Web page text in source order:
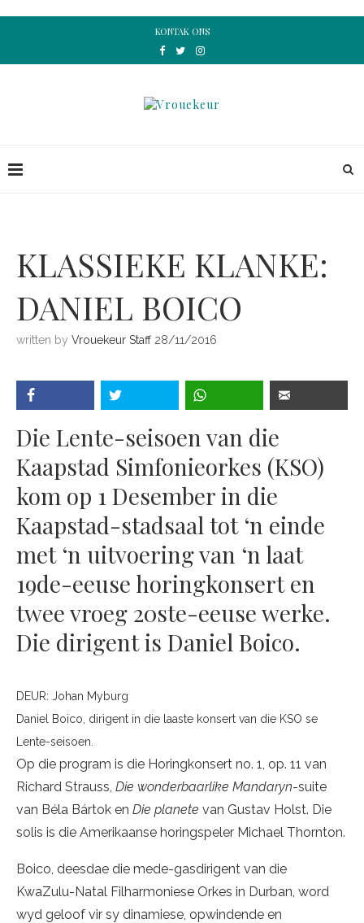
KONTAK ONS
KLASSIEKE KLANKE:
DANIEL BOICO
written by Vrouekeur Staff 28/11/2016
Die Lente-seisoen van die
Kaapstad Simfonieorkes (KSO)
kom op 1 Desember in die
Kaapstad-stadsaal tot ‘n einde
met ‘n uitvoering van ‘n laat
19de-eeuse horingkonsert en
twee vroeg 20ste-eeuse werke.
Die dirigent is Daniel Boico.
DEUR: Johan Myburg
Daniel Boico, dirigent in die laaste konsert van die KSO se
Lente-seisoen.
Op die program is die Horingkonsert no. 1, op. 11 van
Richard Strauss, Die wonderbaarlike Mandaryn-suite
van Béla Bártok en Die planete van Gustav Holst. Die
solis is die Amerikaanse horingspeler Michael Thornton.
Boico, deesdae die mede-gasdirigent van die
KwaZulu-Natal Filharmoniese Orkes in Durban, word
wyd geloof vir sy dinamiese, opwindende en